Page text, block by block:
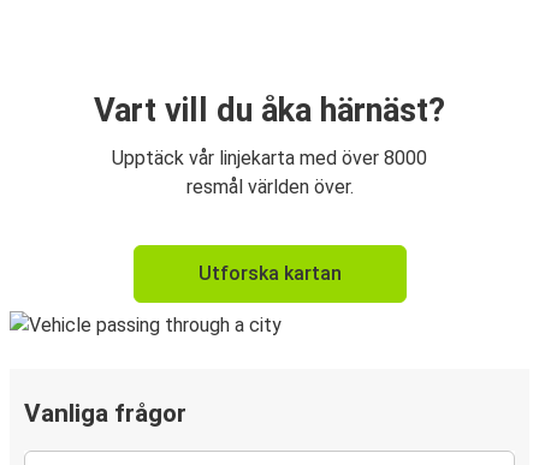
Vart vill du åka härnäst?
Upptäck vår linjekarta med över 8000
resmål världen över.
Utforska kartan
Vanliga frågor